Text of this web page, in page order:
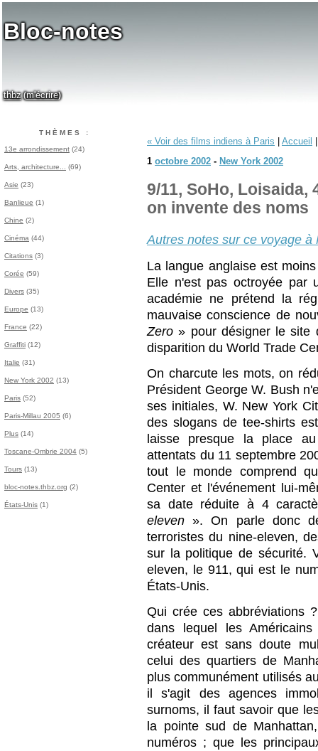
Bloc-notes
thbz(m'écrire)
THÈMES :
13e arrondissement (24)
Arts, architecture... (69)
Asie (23)
Banlieue (1)
Chine (2)
Cinéma (44)
Citations (3)
Corée (59)
Divers (35)
Europe (13)
France (22)
Graffiti (12)
Italie (31)
New York 2002 (13)
Paris (52)
Paris-Millau 2005 (6)
Plus (14)
Toscane-Ombrie 2004 (5)
Tours (13)
bloc-notes.thbz.org (2)
États-Unis (1)
« Voir des films indiens à Paris Accueil
1 octobre 2002 - New York 2002
9/11, SoHo, Loisaida,
on invente des noms
Autres notes sur ce voyage à
La langue anglaise est
Elle n'est pas octroyée par
académie ne prétend la
mauvaise conscience de
Zero » pour désigner le site
disparition du World Trade
On charcute les mots, on
Président George W. Bush
ses initiales, W. New York
des slogans de tee-shirts
laisse presque la place
attentats du 11 septembre
tout le monde comprend
Center et l'événement lui-
sa date réduite à 4
eleven ». On parle donc
terroristes du nine-eleven,
sur la politique de sécurité.
eleven, le 911, qui est le
États-Unis.
Qui crée ces abbréviations
dans lequel les
créateur est sans doute
celui des quartiers de
plus communément utilisés
il s'agit des agences
surnoms, il faut savoir que
la pointe sud de
numéros ; que les